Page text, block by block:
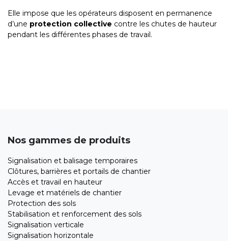
Elle impose que les opérateurs disposent en permanence
d’une protection collective contre les chutes de hauteur
pendant les différentes phases de travail.
Nos gammes de produits
Signalisation et balisage temporaires
Clôtures, barrières et portails de chantier
Accès et travail en hauteur
Levage et matériels de chantier
Protection des sols
Stabilisation et renforcement des sols
Signalisation verticale
Signalisation horizontale